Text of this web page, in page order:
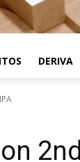
DERIVA
2nd